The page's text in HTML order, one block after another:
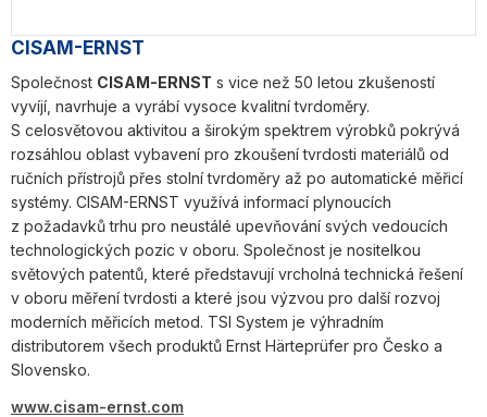
CISAM-ERNST
Společnost CISAM-ERNST s vice než 50 letou zkušeností
vyvíjí, navrhuje a vyrábí vysoce kvalitní tvrdoměry.
S celosvětovou aktivitou a širokým spektrem výrobků pokrývá
rozsáhlou oblast vybavení pro zkoušení tvrdosti materiálů od
ručních přístrojů přes stolní tvrdoměry až po automatické měřicí
systémy. CISAM-ERNST využívá informací plynoucích
z požadavků trhu pro neustálé upevňování svých vedoucích
technologických pozic v oboru. Společnost je nositelkou
světových patentů, které představují vrcholná technická řešení
v oboru měření tvrdosti a které jsou výzvou pro další rozvoj
moderních měřicích metod. TSI System je výhradním
distributorem všech produktů Ernst Härteprüfer pro Česko a
Slovensko.
www.cisam-ernst.com